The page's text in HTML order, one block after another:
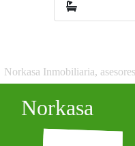
Norkasa Inmobiliaria,
Norkasa